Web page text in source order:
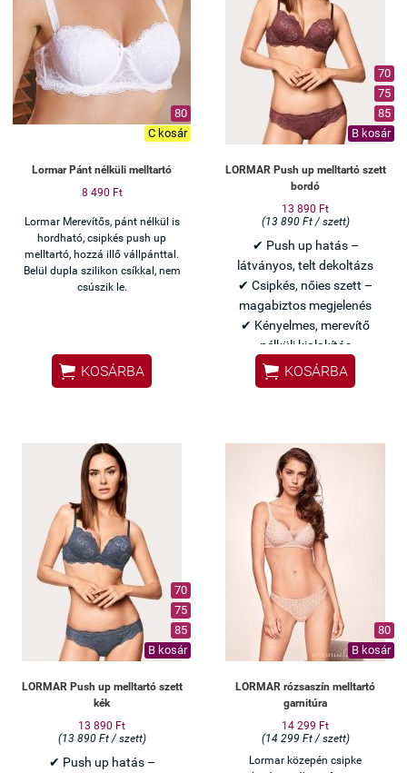
80
C kosár
Lormar Pánt nélküli melltartó
8 490 Ft
Lormar Merevítős, pánt nélkül is
hordható, csipkés push up
melltartó, hozzá illő vállpánttal.
Belül dupla szilikon csíkkal, nem
csúszik le.
 KOSÁRBA
70
75
85
B kosár
LORMAR Push up melltartó szett
bordó
13 890 Ft
(13 890 Ft / szett)
✔ Push up hatás –
látványos, telt dekoltázs
✔ Csipkés, nőies szett –
magabiztos megjelenés
✔ Kényelmes, merevítő
nélküli kialakítás
Olasz Lormar minőség
 KOSÁRBA
70
75
85
B kosár
LORMAR Push up melltartó szett
kék
13 890 Ft
(13 890 Ft / szett)
✔ Push up hatás –
80
B kosár
LORMAR rózsaszín melltartó
garnitúra
14 299 Ft
(14 299 Ft / szett)
Lormar közepén csipke